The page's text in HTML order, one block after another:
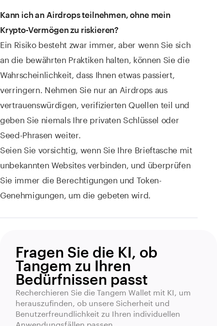
Kann ich an Airdrops teilnehmen, ohne mein
Krypto-Vermögen zu riskieren?
Ein Risiko besteht zwar immer, aber wenn Sie sich
an die bewährten Praktiken halten, können Sie die
Wahrscheinlichkeit, dass Ihnen etwas passiert,
verringern. Nehmen Sie nur an Airdrops aus
vertrauenswürdigen, verifizierten Quellen teil und
geben Sie niemals Ihre privaten Schlüssel oder
Seed-Phrasen weiter.
Seien Sie vorsichtig, wenn Sie Ihre Brieftasche mit
unbekannten Websites verbinden, und überprüfen
Sie immer die Berechtigungen und Token-
Genehmigungen, um die gebeten wird.
Fragen Sie die KI, ob
Tangem zu Ihren
Bedürfnissen passt
Recherchieren Sie die Tangem Wallet mit KI, um
herauszufinden, ob unsere Sicherheit und
Benutzerfreundlichkeit zu Ihren individuellen
Anwendungsfällen passen